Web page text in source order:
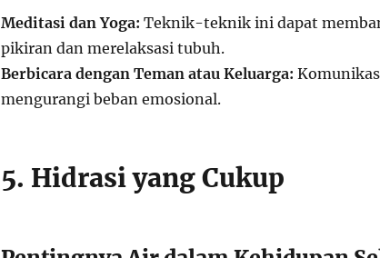
Meditasi dan Yoga: Teknik-teknik ini dapat
pikiran dan merelaksasi tubuh.
Berbicara dengan Teman atau Keluarga:
mengurangi beban emosional.
5. Hidrasi yang Cukup